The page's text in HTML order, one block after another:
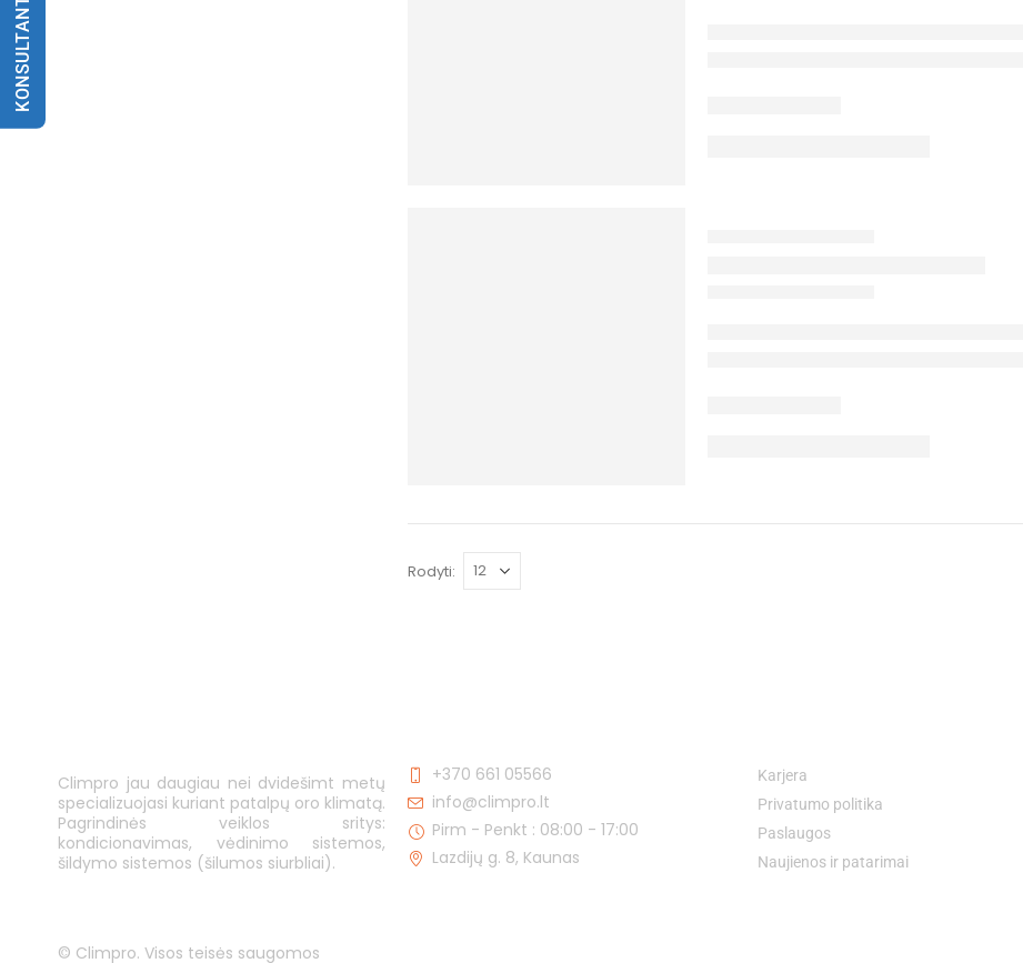
Rodyti:
Climpro jau daugiau nei dvidešimt metų
specializuojasi kuriant patalpų oro klimatą.
Pagrindinės veiklos sritys:
kondicionavimas, vėdinimo sistemos,
šildymo sistemos (šilumos siurbliai).
+370 661 05566
info@climpro.lt
Pirm - Penkt : 08:00 - 17:00
Lazdijų g. 8, Kaunas
Karjera
Privatumo politika
Paslaugos
Naujienos ir patarimai
© Climpro. Visos teisės saugomos